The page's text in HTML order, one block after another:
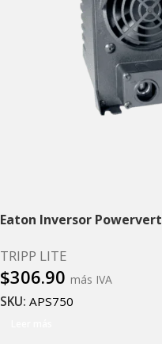
Eaton Inversor
TRIPP LITE
$306.90 más IVA
SKU: APS750